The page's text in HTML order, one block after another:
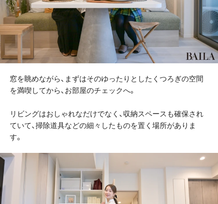
窓を眺めながら、まずはそのゆったりとしたくつろぎの空間
を満喫してから、お部屋のチェックへ。
リビングはおしゃれなだけでなく、収納スペースも確保され
ていて、掃除道具などの細々したものを置く場所がありま
す。